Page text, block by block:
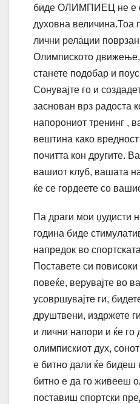
биде ОЛИМПИЕЦ не е
духовна величина.Тоа
лични релации
Олимпиското
станете подобар и
Сонувајте го и
заснован врз радоста
напорониот тренинг ,
вештина како
почитта кон другите.
вашиот клуб, вашата
ќе се гордеете со
Па драги мои џудисти
година биде
напредок во
Поставете си
повеќе, верувајте во
усовршувајте ги,
друштвени, издржете
и лични напори и ќе го
олимпискиот дух,
е битно дали ќе бидеш
битно е да го живееш
поставиш спортски